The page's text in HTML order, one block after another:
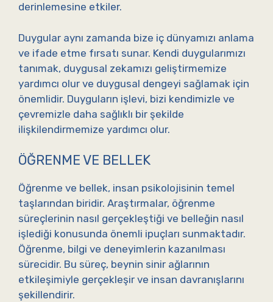
derinlemesine etkiler.
Duygular aynı zamanda bize iç dünyamızı anlama
ve ifade etme fırsatı sunar. Kendi duygularımızı
tanımak, duygusal zekamızı geliştirmemize
yardımcı olur ve duygusal dengeyi sağlamak için
önemlidir. Duyguların işlevi, bizi kendimizle ve
çevremizle daha sağlıklı bir şekilde
ilişkilendirmemize yardımcı olur.
ÖĞRENME VE BELLEK
Öğrenme ve bellek, insan psikolojisinin temel
taşlarından biridir. Araştırmalar, öğrenme
süreçlerinin nasıl gerçekleştiği ve belleğin nasıl
işlediği konusunda önemli ipuçları sunmaktadır.
Öğrenme, bilgi ve deneyimlerin kazanılması
sürecidir. Bu süreç, beynin sinir ağlarının
etkileşimiyle gerçekleşir ve insan davranışlarını
şekillendirir.